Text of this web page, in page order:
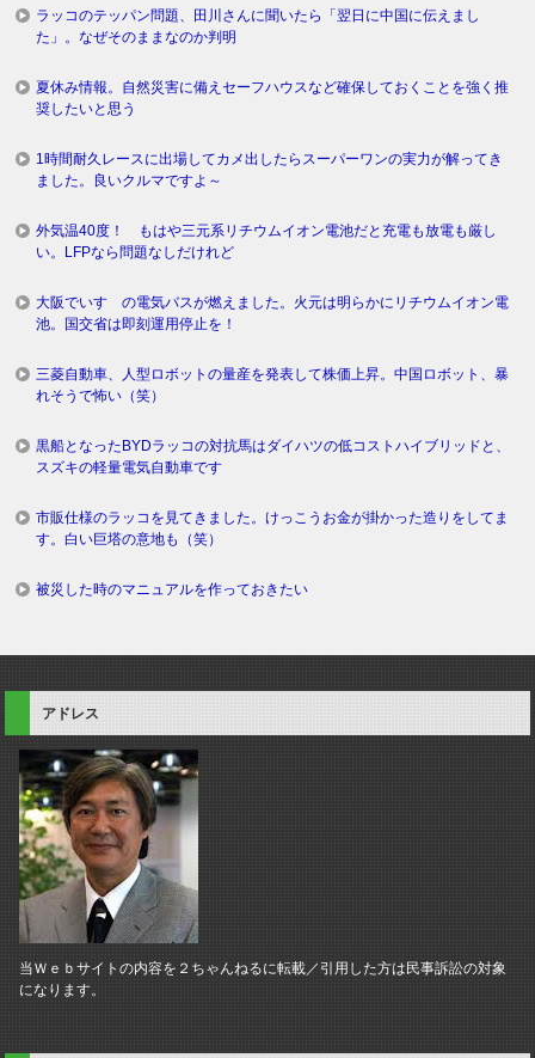
ラッコのテッパン問題、田川さんに聞いたら「翌日に中国に伝えまし
た」。なぜそのままなのか判明
夏休み情報。自然災害に備えセーフハウスなど確保しておくことを強く推
奨したいと思う
1時間耐久レースに出場してカメ出したらスーパーワンの実力が解ってき
ました。良いクルマですよ～
外気温40度！ もはや三元系リチウムイオン電池だと充電も放電も厳し
い。LFPなら問題なしだけれど
大阪でいすゞの電気バスが燃えました。火元は明らかにリチウムイオン電
池。国交省は即刻運用停止を！
三菱自動車、人型ロボットの量産を発表して株価上昇。中国ロボット、暴
れそうで怖い（笑）
黒船となったBYDラッコの対抗馬はダイハツの低コストハイブリッドと、
スズキの軽量電気自動車です
市販仕様のラッコを見てきました。けっこうお金が掛かった造りをしてま
す。白い巨塔の意地も（笑）
被災した時のマニュアルを作っておきたい
アドレス
当Ｗｅｂサイトの内容を２ちゃんねるに転載／引用した方は民事訴訟の対象
になります。